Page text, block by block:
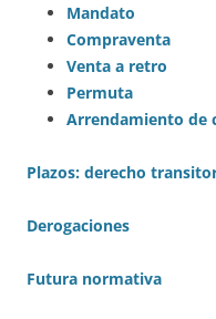
Mandato
Compraventa
Venta a retro
Permuta
Arrendamiento de
Plazos: derecho
Derogaciones
Futura normativa